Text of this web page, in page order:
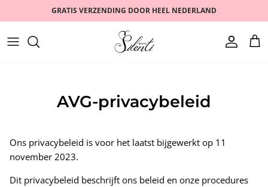
naar
de
content
GRATIS VERZENDING DOOR HEEL NEDERLAND
RINGEN
ARMBANDEN
KETTINGEN
DIERENRIEM
VERGULD
Veelgestelde vragen
AVG-privacybeleid
Ons privacybeleid is voor het laatst bijgewerkt op 11
november 2023.
Dit privacybeleid beschrijft ons beleid en onze procedures